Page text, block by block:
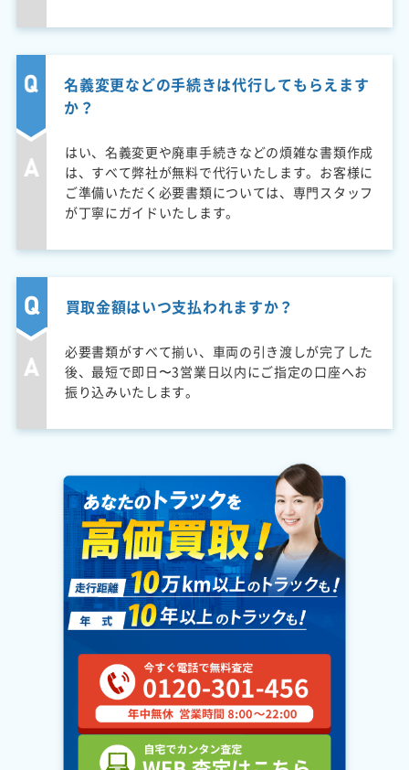
名義変更などの手続きは代行してもらえます
か？
はい、名義変更や廃車手続きなどの煩雑な書類作成
は、すべて弊社が無料で代行いたします。お客様に
ご準備いただく必要書類については、専門スタッフ
が丁寧にガイドいたします。
買取金額はいつ支払われますか？
必要書類がすべて揃い、車両の引き渡しが完了した
後、最短で即日〜3営業日以内にご指定の口座へお
振り込みいたします。